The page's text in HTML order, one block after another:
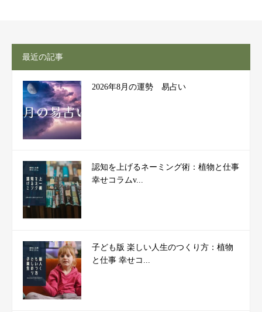
最近の記事
2026年8月の運勢 易占い
認知を上げるネーミング術：植物と仕事
幸せコラムv...
子ども版 楽しい人生のつくり方：植物
と仕事 幸せコ...